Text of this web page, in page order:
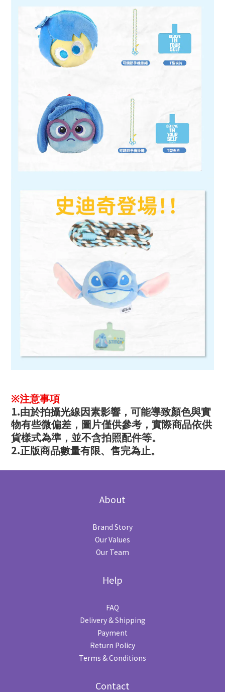
※注意事項
1.由於拍攝光線因素影響，可能導致顏色與實
物有些微偏差，圖片僅供參考，實際商品依供
貨樣式為準，並不含拍照配件等。
2.正版商品數量有限、售完為止。
About
Brand Story
Our Values
Our Team
Help
FAQ
Delivery & Shipping
Payment
Return Policy
Terms & Conditions
Contact